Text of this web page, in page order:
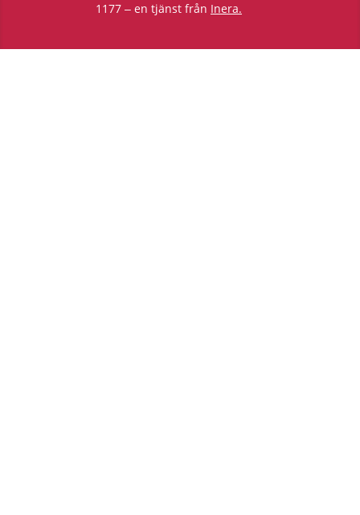
1177 – en tjänst från Inera.